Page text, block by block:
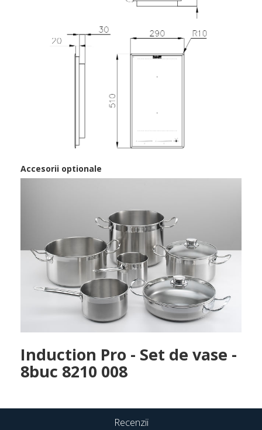
Accesorii optionale
Induction Pro - Set de vase -
8buc 8210 008
Recenzii